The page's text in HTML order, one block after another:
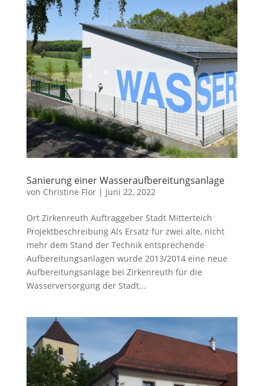
Sanierung einer Wasseraufbereitungsanlage
von Christine Flor| Juni 22, 2022
Ort Zirkenreuth Auftraggeber Stadt Mitterteich
Projektbeschreibung Als Ersatz für zwei alte, nicht
mehr dem Stand der Technik entsprechende
Aufbereitungsanlagen wurde 2013/2014 eine neue
Aufbereitungsanlage bei Zirkenreuth für die
Wasserversorgung der Stadt...